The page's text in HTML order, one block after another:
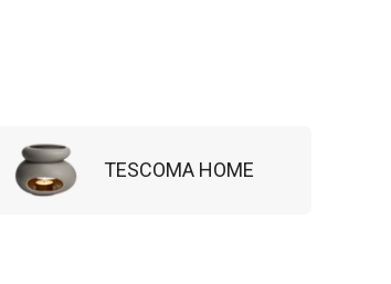
TESCOMA HOME